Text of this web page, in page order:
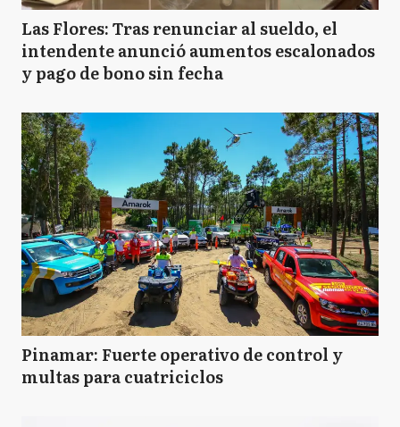
Las Flores: Tras renunciar al sueldo, el
intendente anunció aumentos escalonados
y pago de bono sin fecha
Pinamar: Fuerte operativo de control y
multas para cuatriciclos